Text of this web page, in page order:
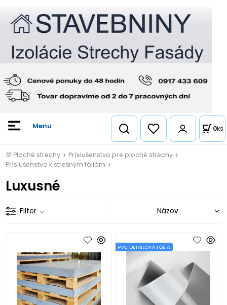
0ks
💯 Ploché strechy
Príslušenstvo pre ploché strechy
Príslušenstvo k strešným fóliám
Luxusné
Filter
PVC DETAILOVÁ FÓLIA